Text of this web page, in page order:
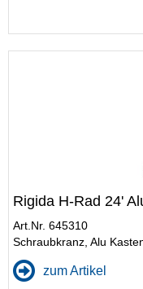
Rigida H-Rad 24'
Art.Nr. 645310
Schraubkranz, Alu
zum Artikel